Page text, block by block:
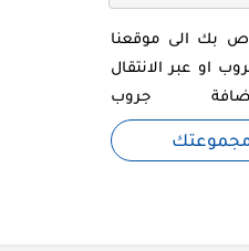
بك الى موقعنا
او عبر الانتقال
جروب